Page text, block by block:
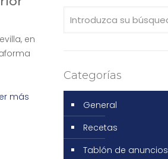
en
más
Categorías
General
Recetas
Tablón de anuncios